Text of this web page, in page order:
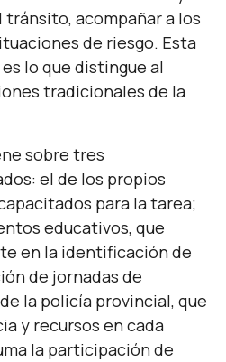
acompañar a los
de riesgo. Esta
lo que distingue al
tradicionales de la
sobre tres
el de los propios
para la tarea;
educativos, que
en la identificación de
de jornadas de
la policía provincial, que
y recursos en cada
la participación de